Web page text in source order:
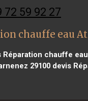
72 59 92 27
chauffe eau
Réparation chauffe
29100devis